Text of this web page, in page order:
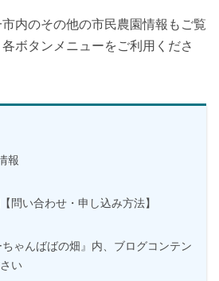
内のその他の市民農園情報もご覧
ボタンメニューをご利用くださ
報
問い合わせ・申し込み方法】
ゃんばばの畑』内、ブログコンテン
い